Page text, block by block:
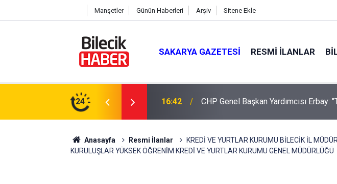
Manşetler Günün Haberleri Arşiv Sitene Ekle
SAKARYA GAZETESI RESMI İLANLAR
24
"Türkiye’nin Geleceğini İnşa Edeceğiz" 16:18 Söğüt Dijital Müzesi'nde Sona Doğru
Anasayfa Resmi İlanlar
KREDİ VE YURTLAR KURUMU BİLECİK İL
KURULUŞLAR YÜKSEK ÖĞRENİM KREDİ VE YURTLAR KURUMU GENEL MÜDÜRLÜĞÜ